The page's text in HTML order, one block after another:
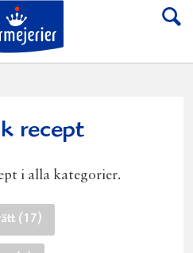
Till Norrmejerier
recept
i alla kategorier.
(17)